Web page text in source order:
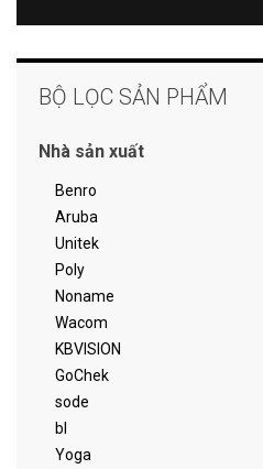
BỘ LỌC SẢN PHẨM
Nhà sản xuất
Benro
Aruba
Unitek
Poly
Noname
Wacom
KBVISION
GoChek
sode
bl
Yoga